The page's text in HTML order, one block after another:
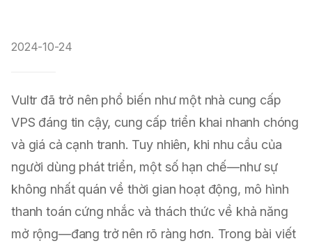
2024-10-24
Vultr đã trở nên phổ biến như một nhà cung cấp
VPS đáng tin cậy, cung cấp triển khai nhanh chóng
và giá cả cạnh tranh. Tuy nhiên, khi nhu cầu của
người dùng phát triển, một số hạn chế—như sự
không nhất quán về thời gian hoạt động, mô hình
thanh toán cứng nhắc và thách thức về khả năng
mở rộng—đang trở nên rõ ràng hơn. Trong bài viết